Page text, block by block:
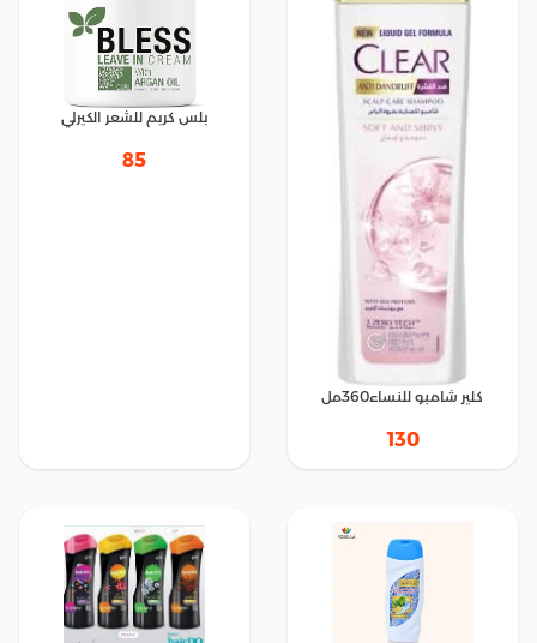
كلير شامبو للنساء360مل
130
بلس كريم للشعر الكيرلي
85